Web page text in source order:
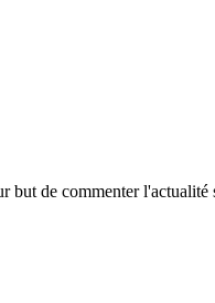
de commenter